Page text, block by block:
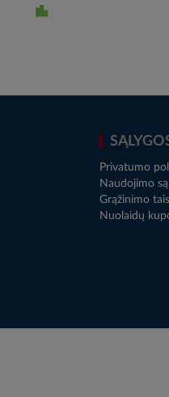
Privatumo
Naudojimo
Grąžinimo
Nuolaidų